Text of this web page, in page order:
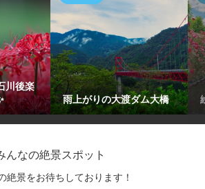
川後楽
雨上がりの大渡ダム大橋
んなの絶景スポット
絶景をお待ちしております！